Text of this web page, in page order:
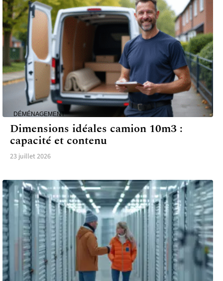
DÉMÉNAGEMENT
Dimensions idéales camion 10m3 :
capacité et contenu
23 juillet 2026